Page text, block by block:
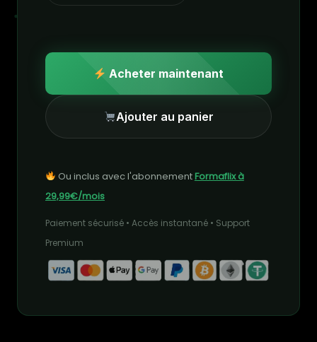
Acheter maintenant
Ajouter au panier
Ou inclus avec l'abonnementFormaflix à
29,99€/mois
Paiement sécurisé • Accès instantané • Support
Premium